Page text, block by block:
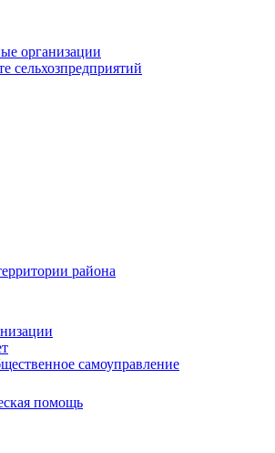
организации
сельхозпредприятий
района
самоуправление
помощь